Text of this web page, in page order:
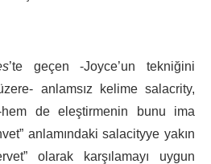
’te geçen -Joyce’un tekniğini
anlamsız kelime salacrity,
de eleştirmenin bunu ima
anlamındaki salacityye yakın
olarak karşılamayı uygun